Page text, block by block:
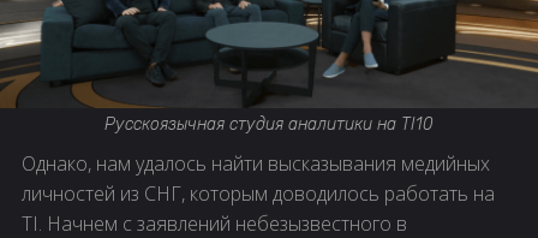
Русскоязычная студия аналитики на TI10
Однако, нам удалось найти высказывания медийных
личностей из СНГ, которым доводилось работать на
TI. Начнем с заявлений небезызвестного в